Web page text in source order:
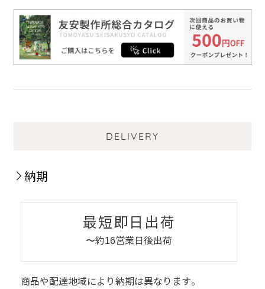
DELIVERY
納期
最短即日出荷
〜約16営業日後出荷
商品や配達地域により納期は異なります。